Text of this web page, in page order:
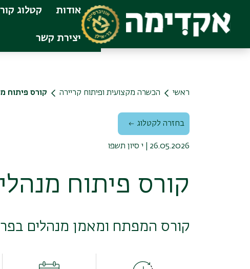
אודות קטלוג
יצירת קשר
ראשי הכשרה מקצועית ופיתוח קריירה קורס פיתוח
בחזרה לקטלוג
26.05.2026 | י סיון תשפו
קורס פיתוח
קורס המפתח ומאמן מנהלים